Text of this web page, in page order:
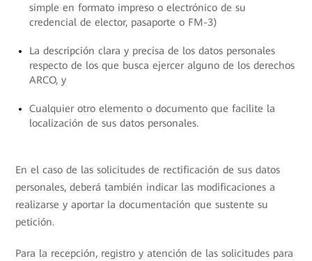
simple en formato impreso o electrónico de su
credencial de elector, pasaporte o FM-3)
La descripción clara y precisa de los datos personales
respecto de los que busca ejercer alguno de los derechos
ARCO, y
Cualquier otro elemento o documento que facilite la
localización de sus datos personales.
En el caso de las solicitudes de rectificación de sus datos
personales, deberá también indicar las modificaciones a
realizarse y aportar la documentación que sustente su
petición.
Para la recepción, registro y atención de las solicitudes para